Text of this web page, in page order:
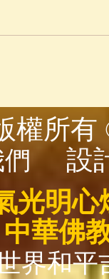
權所
設
光明心
中華佛
界和平